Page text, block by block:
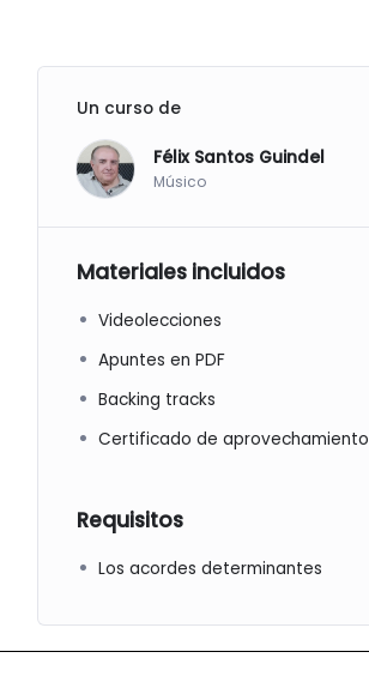
Un curso de
Félix Santos Guindel
Músico
Materiales incluidos
Videolecciones
Apuntes en PDF
Backing tracks
Certificado de aprovechamiento
Requisitos
Los acordes determinantes